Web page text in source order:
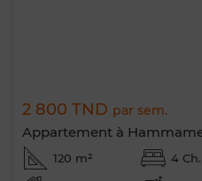
2 800 TND par sem.
Appartement à
120 m² 4 Ch.